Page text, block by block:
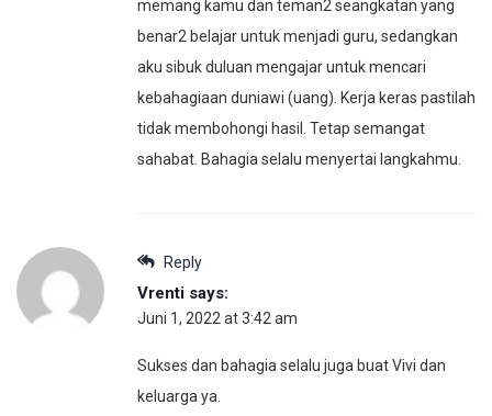
memang kamu dan teman2 seangkatan yang
benar2 belajar untuk menjadi guru, sedangkan
aku sibuk duluan mengajar untuk mencari
kebahagiaan duniawi (uang). Kerja keras pastilah
tidak membohongi hasil. Tetap semangat
sahabat. Bahagia selalu menyertai langkahmu.
Reply
Vrenti says:
Juni 1, 2022 at 3:42 am
Sukses dan bahagia selalu juga buat Vivi dan
keluarga ya.